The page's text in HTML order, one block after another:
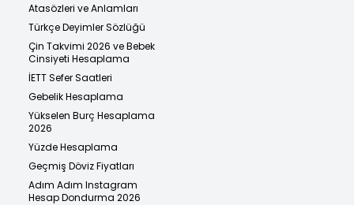
Atasözleri ve Anlamları
Türkçe Deyimler Sözlüğü
Çin Takvimi 2026 ve Bebek
Cinsiyeti Hesaplama
İETT Sefer Saatleri
Gebelik Hesaplama
Yükselen Burç Hesaplama
2026
Yüzde Hesaplama
Geçmiş Döviz Fiyatları
Adım Adım Instagram
Hesap Dondurma 2026